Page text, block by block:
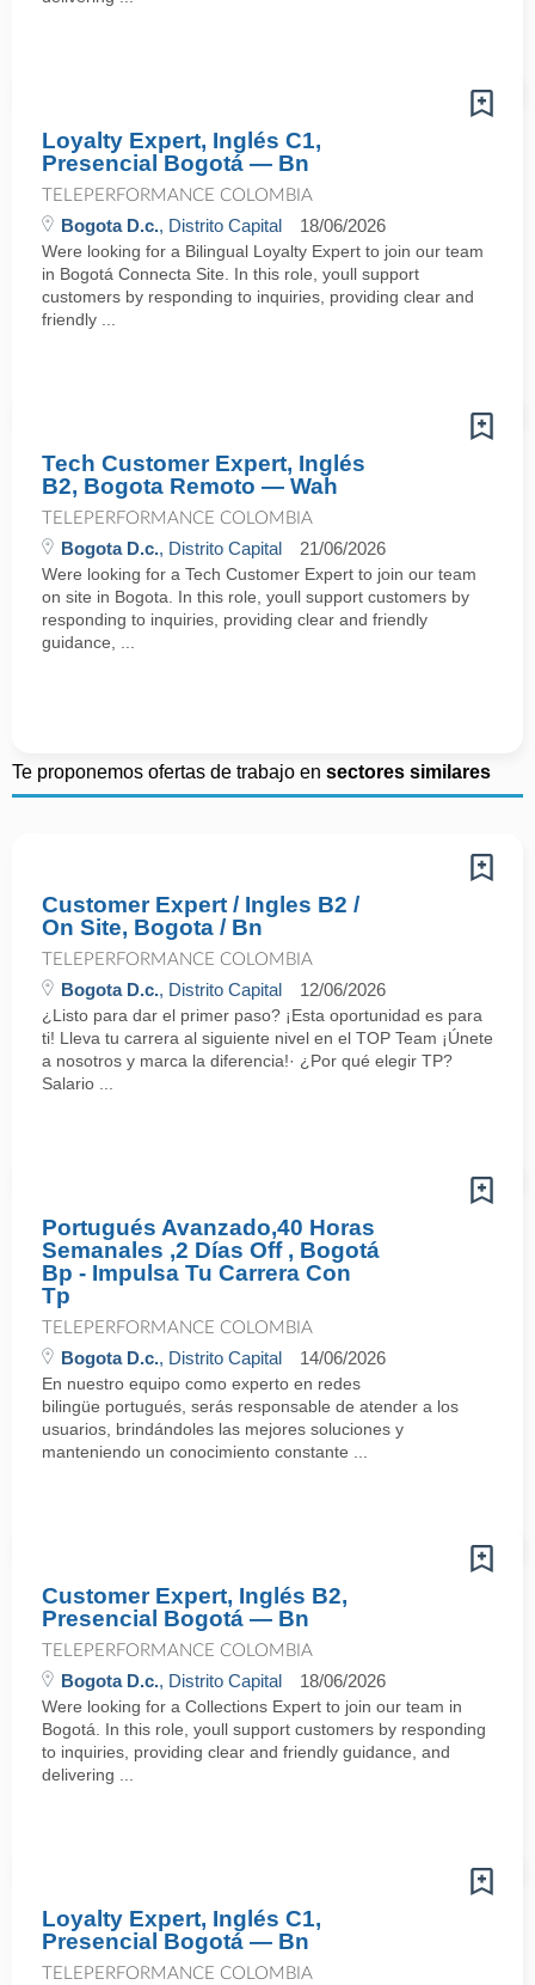
Loyalty Expert, Inglés C1,
Presencial Bogotá — Bn
TELEPERFORMANCE COLOMBIA
Bogota D.c., Distrito Capital 18/06/2026
Were looking for a Bilingual Loyalty Expert to join our team
in Bogotá Connecta Site. In this role, youll support
customers by responding to inquiries, providing clear and
friendly ...
Tech Customer Expert, Inglés
B2, Bogota Remoto — Wah
TELEPERFORMANCE COLOMBIA
Bogota D.c., Distrito Capital 21/06/2026
Were looking for a Tech Customer Expert to join our team
on site in Bogota. In this role, youll support customers by
responding to inquiries, providing clear and friendly
guidance, ...
Te proponemos ofertas de trabajo en sectores similares
Customer Expert / Ingles B2 /
On Site, Bogota / Bn
TELEPERFORMANCE COLOMBIA
Bogota D.c., Distrito Capital 12/06/2026
¿Listo para dar el primer paso? ¡Esta oportunidad es para
ti! Lleva tu carrera al siguiente nivel en el TOP Team ¡Únete
a nosotros y marca la diferencia!· ¿Por qué elegir TP?
Salario ...
Portugués Avanzado,40 Horas
Semanales ,2 Días Off , Bogotá
Bp - Impulsa Tu Carrera Con
Tp
TELEPERFORMANCE COLOMBIA
Bogota D.c., Distrito Capital 14/06/2026
En nuestro equipo como experto en redes
bilingüe portugués, serás responsable de atender a los
usuarios, brindándoles las mejores soluciones y
manteniendo un conocimiento constante ...
Customer Expert, Inglés B2,
Presencial Bogotá — Bn
TELEPERFORMANCE COLOMBIA
Bogota D.c., Distrito Capital 18/06/2026
Were looking for a Collections Expert to join our team in
Bogotá. In this role, youll support customers by responding
to inquiries, providing clear and friendly guidance, and
delivering ...
Loyalty Expert, Inglés C1,
Presencial Bogotá — Bn
TELEPERFORMANCE COLOMBIA